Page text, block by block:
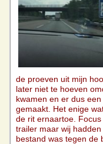
de proeven uit mijn
later niet te hoeven
kwamen en er dus
gemaakt. Het enige
de rit ernaartoe.
trailer maar wij
bestand was tegen de